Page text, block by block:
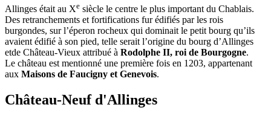
Allinges était au Xe siècle le centre le plus important du Chablais.
Des retranchements et fortifications fur édifiés par les rois
burgondes, sur l’éperon rocheux qui dominait le petit bourg qu’ils
avaient édifié à son pied, telle serait l’origine du bourg d’Allinges
etde Château-Vieux attribué à Rodolphe II, roi de Bourgogne.
Le château est mentionné une première fois en 1203, appartenant
aux Maisons de Faucigny et Genevois.
Château-Neuf d'Allinges